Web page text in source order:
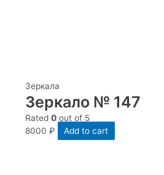
Зеркала
Зеркало № 147
Rated0 out of 5
8000₽ Add to cart